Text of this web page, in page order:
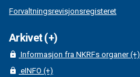
Forvaltningsrevisjonsregisteret
Arkivet (+)
Informasjon fra NKRFs organer (+)
eINFO (+)